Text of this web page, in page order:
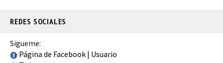
REDES SOCIALES
Sigueme:
Página de Facebook | Usuario